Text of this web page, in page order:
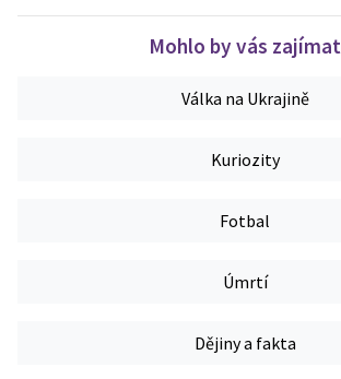
Mohlo by vás zajímat
Válka na Ukrajině
Kuriozity
Fotbal
Úmrtí
Dějiny a fakta